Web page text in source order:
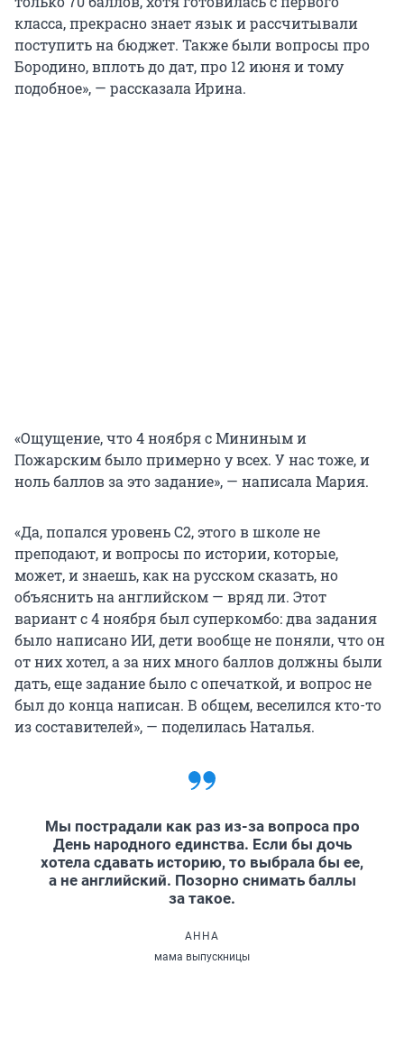
класса, прекрасно знает язык и рассчитывали
поступить на бюджет. Также были вопросы про
Бородино, вплоть до дат, про 12 июня и тому
подобное», — рассказала Ирина.
«Ощущение, что 4 ноября с Мининым и
Пожарским было примерно у всех. У нас тоже, и
ноль баллов за это задание», — написала Мария.
«Да, попался уровень С2, этого в школе не
преподают, и вопросы по истории, которые,
может, и знаешь, как на русском сказать, но
объяснить на английском — вряд ли. Этот
вариант с 4 ноября был суперкомбо: два задания
было написано ИИ, дети вообще не поняли, что он
от них хотел, а за них много баллов должны были
дать, еще задание было с опечаткой, и вопрос не
был до конца написан. В общем, веселился кто-то
из составителей», — поделилась Наталья.
Мы пострадали как раз из-за вопроса про
День народного единства. Если бы дочь
хотела сдавать историю, то выбрала бы ее,
а не английский. Позорно снимать баллы
за такое.
АННА
мама выпускницы